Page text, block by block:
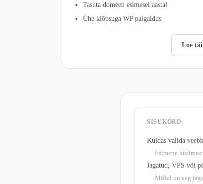
Tasuta domeen esimesel aastal
Ühe klõpsuga WP paigaldus
Loe
SISUKORD
Kuidas valida
Esimene
Jagatud, VPS või
Millal on aeg